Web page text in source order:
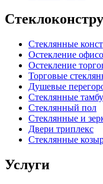
Стеклянные
Остекление
Остекление
Торговые
Душевые
Стеклянные
Стеклянный пол
Стеклянные и
Двери триплекс
Стеклянные
Услуги